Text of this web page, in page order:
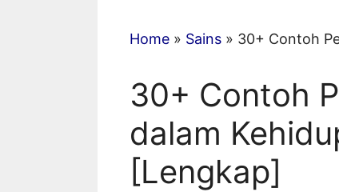
Home » Sains » 30+ Contoh
30+ Contoh
dalam
[Lengkap]